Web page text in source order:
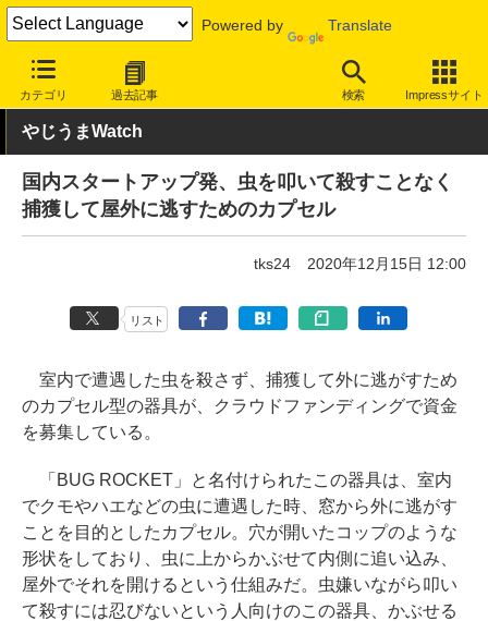
Powered by Translate
カテゴリ 過去記事 検索 Impressサイト
INTERNET Watch トピック
やじうまWatch
国内スタートアップ発、虫を叩いて殺すことなく
捕獲して屋外に逃すためのカプセル
tks24 2020年12月15日 12:00
リスト
室内で遭遇した虫を殺さず、捕獲して外に逃がすため
のカプセル型の器具が、クラウドファンディングで資金
を募集している。
「BUG ROCKET」と名付けられたこの器具は、室内
でクモやハエなどの虫に遭遇した時、窓から外に逃がす
ことを目的としたカプセル。穴が開いたコップのような
形状をしており、虫に上からかぶせて内側に追い込み、
屋外でそれを開けるという仕組みだ。虫嫌いながら叩い
て殺すには忍びないという人向けのこの器具、かぶせる